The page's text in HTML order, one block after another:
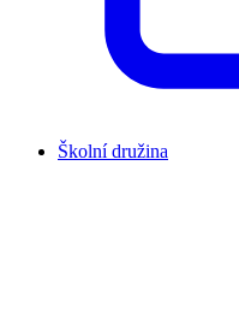
Školní družina